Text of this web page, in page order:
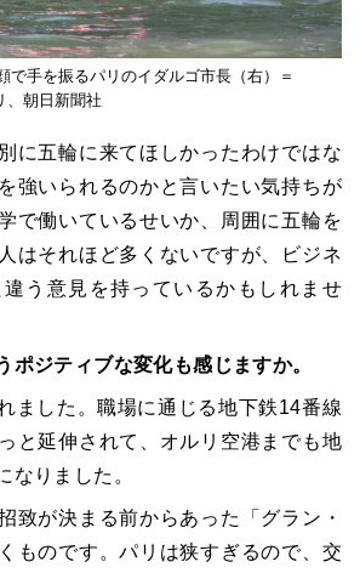
で手を振るパリのイダルゴ市長（右）＝
、朝日新聞社
に五輪に来てほしかったわけではな
強いられるのかと言いたい気持ちが
で働いているせいか、周囲に五輪を
はそれほど多くないですが、ビジネ
う意見を持っているかもしれませ
ジティブな変化も感じますか。
ました。職場に通じる地下鉄14番線
と延伸されて、オルリ空港までも地
なりました。
致が決まる前からあった「グラン・
ものです。パリは狭すぎるので、交